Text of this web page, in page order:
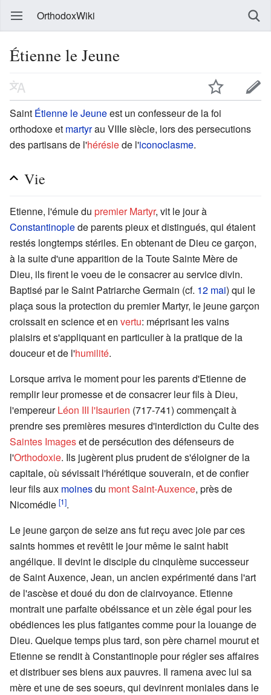
OrthodoxWiki
Étienne le Jeune
Saint Étienne le Jeuneest un confesseur de la foi
orthodoxe et martyrau VIIIe siècle, lors des persecutions
des partisans de l'hérésiede l'iconoclasme.
Vie
Etienne, l'émule du premier Martyr, vit le jour à
Constantinoplede parents pieux et distingués, qui étaient
restés longtemps stériles. En obtenant de Dieu ce garçon,
à la suite d'une apparition de la Toute Sainte Mère de
Dieu, ils firent le voeu de le consacrer au service divin.
Baptisé par le Saint Patriarche Germain (cf. 12 mai) qui le
plaça sous la protection du premier Martyr, le jeune garçon
croissait en science et en vertu: méprisant les vains
plaisirs et s'appliquant en particulier à la pratique de la
douceur et de l'humilité.
Lorsque arriva le moment pour les parents d'Etienne de
remplir leur promesse et de consacrer leur fils à Dieu,
l'empereurLéon III l'Isaurien (717-741) commençait à
prendre ses premières mesures d'interdiction du Culte des
Saintes Imageset de persécution des défenseurs de
l'Orthodoxie. Ils jugèrent plus prudent de s'éloigner de la
capitale, où sévissait l'hérétique souverain, et de confier
leur fils aux moinesdu mont Saint-Auxence, près de
Nicomédie [1].
Le jeune garçon de seize ans fut reçu avec joie par ces
saints hommes et revêtit le jour même le saint habit
angélique. Il devint le disciple du cinquième successeur
de Saint Auxence, Jean, un ancien expérimenté dans l'art
de l'ascèse et doué du don de clairvoyance. Etienne
montrait une parfaite obéissance et un zèle égal pour les
obédiences les plus fatigantes comme pour la louange de
Dieu. Quelque temps plus tard, son père charnel mourut et
Etienne se rendit à Constantinople pour régler ses affaires
et distribuer ses biens aux pauvres. Il ramena avec lui sa
mère et une de ses soeurs, qui devinrent moniales dans le